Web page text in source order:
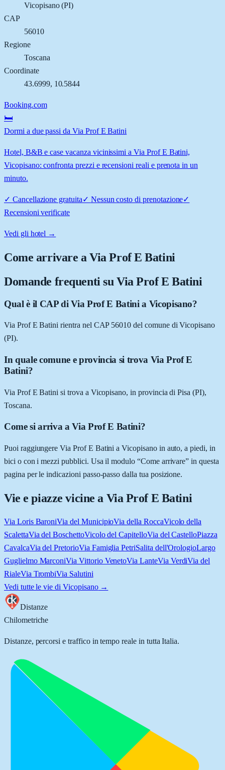
Vicopisano(PI)
CAP
56010
Regione
Toscana
Coordinate
43.6999, 10.5844
Booking.com
🛏️
Dormi a due passi da Via Prof E Batini
Hotel, B&B e case vacanza vicinissimi a Via Prof E Batini,
Vicopisano: confronta prezzi e recensioni reali e prenota in un
minuto.
✓ Cancellazione gratuita✓ Nessun costo di prenotazione✓
Recensioni verificate
Vedi gli hotel →
Come arrivare aVia Prof E Batini
Domande frequenti su Via Prof E Batini
Qual è il CAP di Via Prof E Batini a Vicopisano?
Via Prof E Batini rientra nel CAP 56010 del comune di Vicopisano
(PI).
In quale comune e provincia si trova Via Prof E
Batini?
Via Prof E Batini si trova a Vicopisano, in provincia di Pisa (PI),
Toscana.
Come si arriva a Via Prof E Batini?
Puoi raggiungere Via Prof E Batini a Vicopisano in auto, a piedi, in
bici o con i mezzi pubblici. Usa il modulo “Come arrivare” in questa
pagina per le indicazioni passo-passo dalla tua posizione.
Vie e piazze vicine a Via Prof E Batini
Via Loris BaroniVia del MunicipioVia della RoccaVicolo della
ScalettaVia del BoschettoVicolo del CapitelloVia del CastelloPiazza
CavalcaVia del PretorioVia Famiglia PetriSalita dell'OrologioLargo
Guglielmo MarconiVia Vittorio VenetoVia LanteVia VerdiVia del
RialeVia TrombiVia Salutini
Vedi tutte le vie di Vicopisano→
Distanze
Chilometriche
Distanze, percorsi e traffico in tempo reale in tutta Italia.